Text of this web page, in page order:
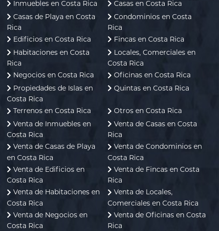
Inmuebles en Costa Rica
Casas en Costa Rica
Casas de Playa en Costa
Rica
Condominios en Costa
Rica
Edificios en Costa Rica
Fincas en Costa Rica
Habitaciones en Costa
Rica
Locales, Comerciales en
Costa Rica
Negocios en Costa Rica
Oficinas en Costa Rica
Propiedades de Islas en
Costa Rica
Quintas en Costa Rica
Terrenos en Costa Rica
Otros en Costa Rica
Venta de Inmuebles en
Costa Rica
Venta de Casas en Costa
Rica
Venta de Casas de Playa
en Costa Rica
Venta de Condominios en
Costa Rica
Venta de Edificios en
Costa Rica
Venta de Fincas en Costa
Rica
Venta de Habitaciones en
Costa Rica
Venta de Locales,
Comerciales en Costa Rica
Venta de Negocios en
Costa Rica
Venta de Oficinas en Costa
Rica